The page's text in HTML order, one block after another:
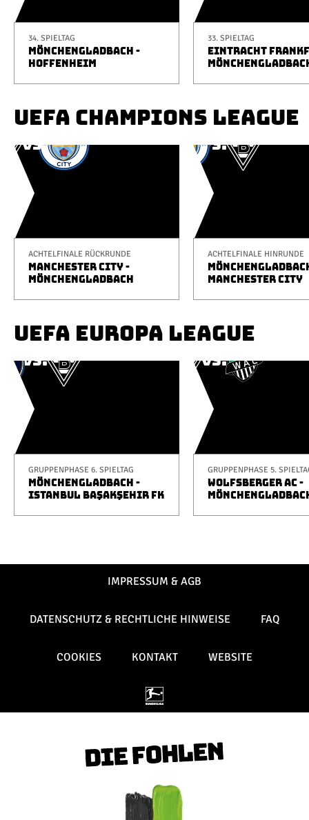
34. SPIELTAG
MÖNCHENGLADBACH -
HOFFENHEIM
33. SPIELTAG
EINTRACHT
UEFA CHAMPIONS LEAGUE
ACHTELFINALE RÜCKRUNDE
MANCHESTER CITY -
MÖNCHENGLADBACH
ACHTELFINALE HINRUNDE
MANCHESTER CITY
UEFA EUROPA LEAGUE
GRUPPENPHASE 6. SPIELTAG
MÖNCHENGLADBACH -
ISTANBUL BAŞAKŞEHIR FK
GRUPPENPHASE 5.
WOLFSBERGER AC -
IMPRESSUM & AGB
DATENSCHUTZ & RECHTLICHE HINWEISE FAQ
COOKIES KONTAKT WEBSITE